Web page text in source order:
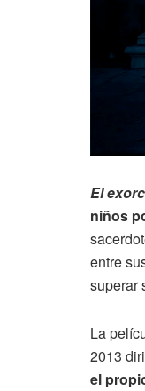
El
niños
entre
superar
La
2013
el